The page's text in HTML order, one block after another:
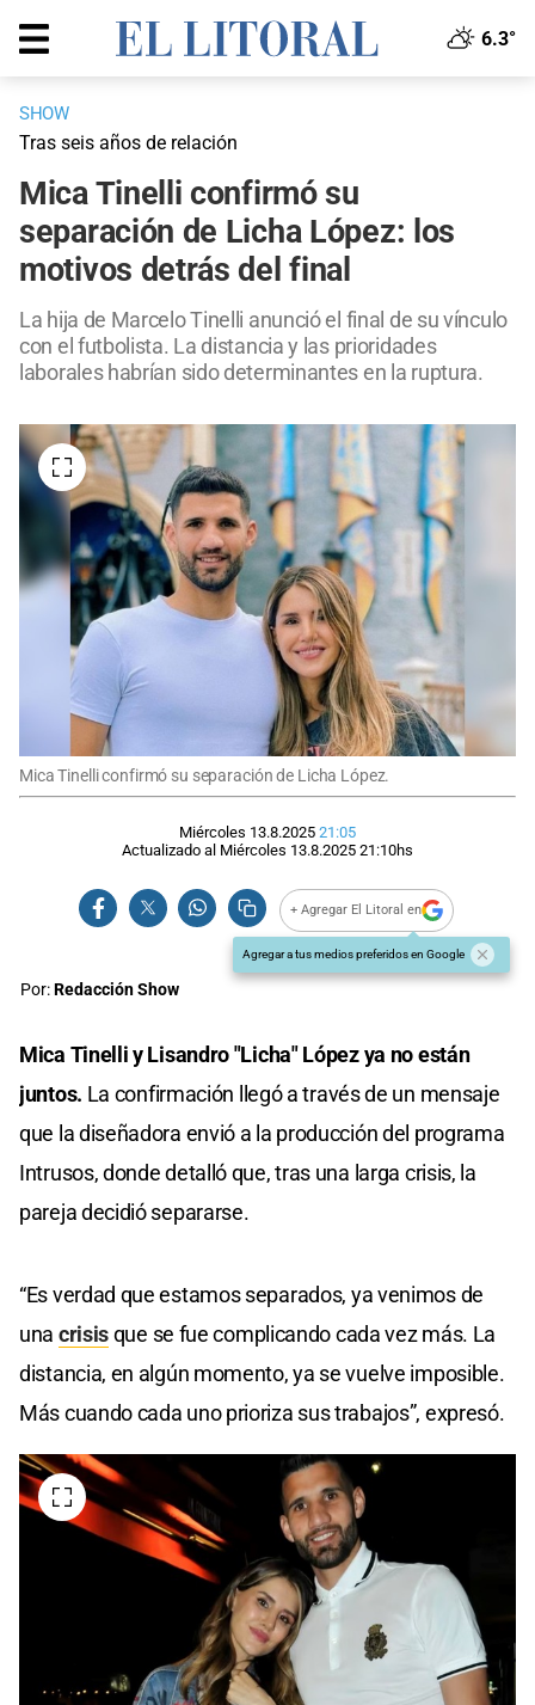
6.3°
SHOW
Tras seis años de relación
Mica Tinelli confirmó su
separación de Licha López: los
motivos detrás del final
La hija de Marcelo Tinelli anunció el final de su vínculo
con el futbolista. La distancia y las prioridades
laborales habrían sido determinantes en la ruptura.
Mica Tinelli confirmó su separación de Licha López.
Miércoles 13.8.2025 21:05
Actualizado al Miércoles 13.8.2025 21:10hs
+ Agregar El Litoral en
Agregar a tus medios preferidos en Google
Por:Redacción Show
Mica Tinelli y Lisandro "Licha" López ya no están
juntos. La confirmación llegó a través de un mensaje
que la diseñadora envió a la producción del programa
Intrusos, donde detalló que, tras una larga crisis, la
pareja decidió separarse.
“Es verdad que estamos separados, ya venimos de
una crisisque se fue complicando cada vez más. La
distancia, en algún momento, ya se vuelve imposible.
Más cuando cada uno prioriza sus trabajos”, expresó.